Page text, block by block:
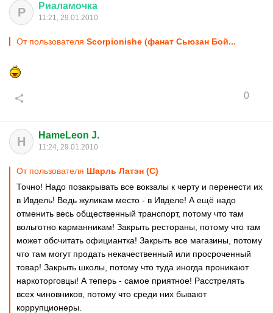
Р Риаламочка
11:21, 29.01.2010
От пользователя Scorpionishe (фанат Сьюзан Бой...
0
H HameLeon J.
11:24, 29.01.2010
От пользователя Шарль Латэн (С)
Точно! Надо позакрывать все вокзалы к черту и перенести их
в Ивдель! Ведь жуликам место - в Ивделе! А ещё надо
отменить весь общественный транспорт, потому что там
вольготно карманникам! Закрыть рестораны, потому что там
может обсчитать официантка! Закрыть все магазины, потому
что там могут продать некачественный или просроченный
товар! Закрыть школы, потому что туда иногда проникают
наркоторговцы! А теперь - самое приятное! Расстрелять
всех чиновников, потому что среди них бывают
коррупционеры.